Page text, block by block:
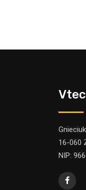
16-060
NIP: